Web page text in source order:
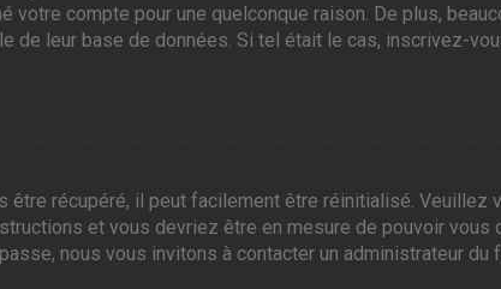
votre compte pour une quelconque raison. De plus,
de leur base de données. Si tel était le cas, inscrivez-
récupéré, il peut facilement être réinitialisé. Veuillez
et vous devriez être en mesure de pouvoir vous
nous vous invitons à contacter un administrateur du